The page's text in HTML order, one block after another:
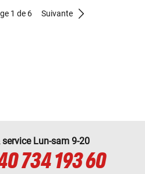
1 de 6 Suivante
Lun-sam 9-20
734 193 60